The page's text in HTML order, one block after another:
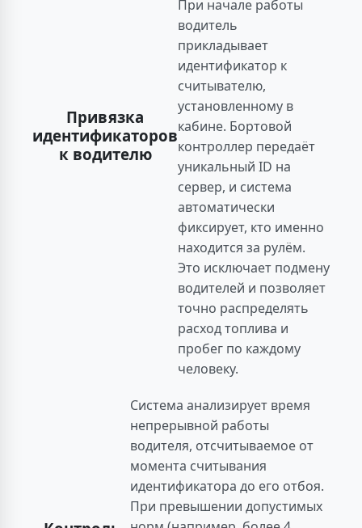
Привязка
идентификаторов
к водителю
При начале работы
водитель
прикладывает
идентификатор к
считывателю,
установленному в
кабине. Бортовой
контроллер передаёт
уникальный ID на
сервер, и система
автоматически
фиксирует, кто именно
находится за рулём.
Это исключает подмену
водителей и позволяет
точно распределять
расход топлива и
пробег по каждому
человеку.
Система анализирует время
непрерывной работы
водителя, отсчитываемое от
момента считывания
идентификатора до его отбоя.
При превышении допустимых